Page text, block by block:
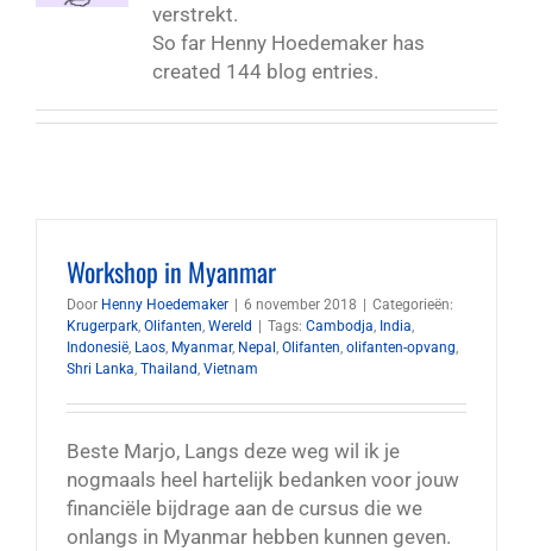
verstrekt.
So far Henny Hoedemaker has
created 144 blog entries.
Workshop in Myanmar
Door Henny Hoedemaker | 6 november 2018 | Categorieën:
Krugerpark Olifanten Wereld | Tags: Cambodja India
Indonesië Laos Myanmar, Nepal Olifanten olifanten-opvang
Shri Lanka Thailand Vietnam
Beste Marjo, Langs deze weg wil ik je
nogmaals heel hartelijk bedanken voor jouw
financiële bijdrage aan de cursus die we
onlangs in Myanmar hebben kunnen geven.